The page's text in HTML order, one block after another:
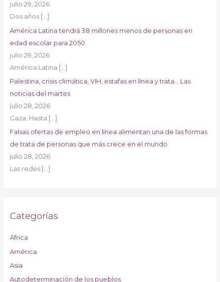
julio 29, 2026
Dos años […]
América Latina tendrá 38 millones menos de personas en
edad escolar para 2050
julio 29, 2026
América Latina […]
Palestina, crisis climática, VIH, estafas en línea y trata… Las
noticias del martes
julio 28, 2026
Gaza: Hasta […]
Falsas ofertas de empleo en línea alimentan una de las formas
de trata de personas que más crece en el mundo
julio 28, 2026
Las redes […]
Categorías
África
América
Asia
Autodeterminación de los pueblos